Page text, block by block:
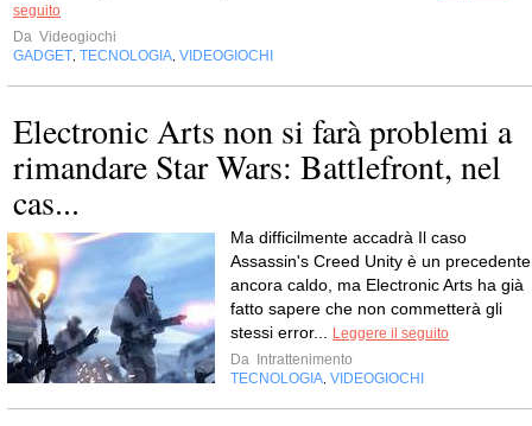
seguito
Da Videogiochi
GADGET TECNOLOGIA VIDEOGIOCHI
Electronic Arts non si farà problemi a
rimandare Star Wars: Battlefront, nel
cas...
Ma difficilmente accadrà Il caso
Assassin's Creed Unity è un precedente
ancora caldo, ma Electronic Arts ha già
fatto sapere che non commetterà gli
stessi error...
Leggere il seguito
Da Intrattenimento
TECNOLOGIA VIDEOGIOCHI